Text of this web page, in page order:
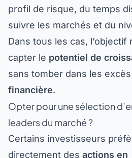
profil de risque, du temps
suivre les marchés et du
Dans tous les cas, l’objectif
capter le potentiel de
sans tomber dans les excès
financière
Opter pour une sélection
leaders du marché ?
Certains investisseurs
directement des actions en